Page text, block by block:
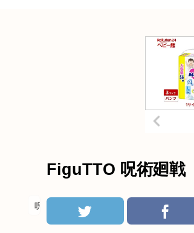
FiguTTO 呪術廻戦
呪術廻戦